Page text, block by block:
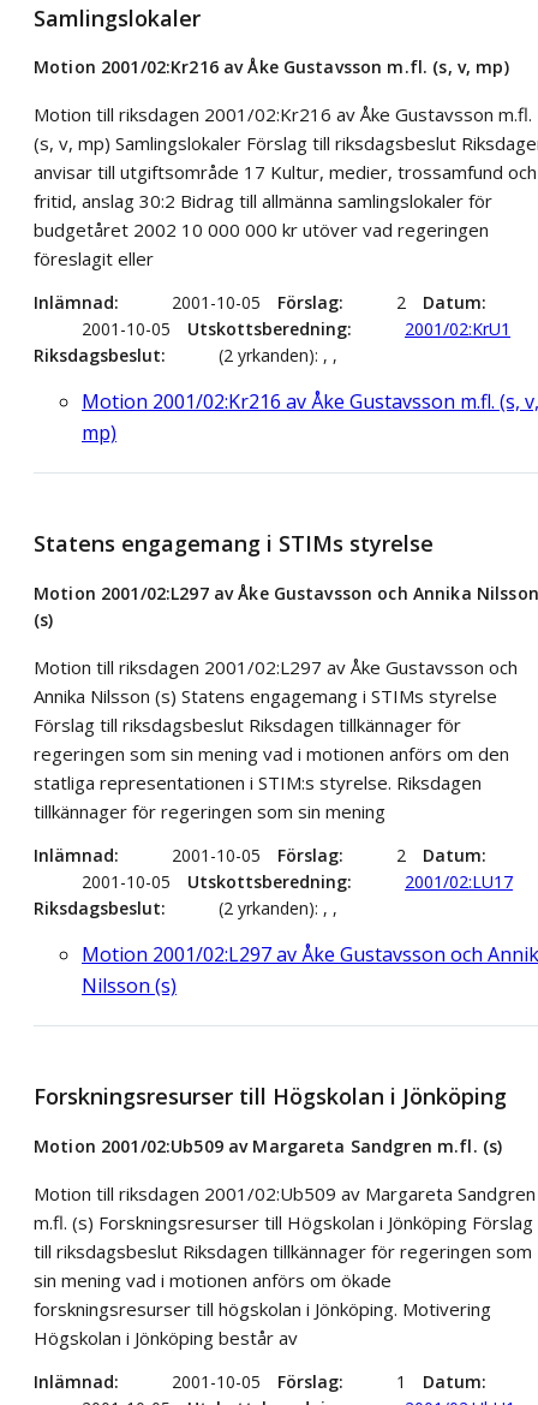
Samlingslokaler
Motion 2001/02:Kr216 av Åke Gustavsson m.fl. (s, v, mp)
Motion till riksdagen 2001/02:Kr216 av Åke Gustavsson m.fl.
(s, v, mp) Samlingslokaler Förslag till riksdagsbeslut
anvisar till utgiftsområde 17 Kultur, medier, trossamfund och
fritid, anslag 30:2 Bidrag till allmänna samlingslokaler för
budgetåret 2002 10 000 000 kr utöver vad regeringen
föreslagit eller
Inlämnad 2001-10-05 Förslag 2
Datum
2001-10-05
Utskottsberedning
2001/02:KrU1
Riksdagsbeslut
(2 yrkanden): , ,
Motion 2001/02:Kr216 av Åke Gustavsson m.fl. (s, v,
mp)
Statens engagemang i STIMs styrelse
Motion 2001/02:L297 av Åke Gustavsson och Annika Nilsson
(s)
Motion till riksdagen 2001/02:L297 av Åke Gustavsson och
Annika Nilsson (s) Statens engagemang i STIMs styrelse
Förslag till riksdagsbeslut Riksdagen tillkännager för
regeringen som sin mening vad i motionen anförs om den
statliga representationen i STIM:s styrelse. Riksdagen
tillkännager för regeringen som sin mening
Inlämnad 2001-10-05 Förslag 2
Datum
2001-10-05
Utskottsberedning
2001/02:LU17
Riksdagsbeslut
(2 yrkanden): , ,
Motion 2001/02:L297 av Åke Gustavsson och
Nilsson (s)
Forskningsresurser till Högskolan i Jönköping
Motion 2001/02:Ub509 av Margareta Sandgren m.fl. (s)
Motion till riksdagen 2001/02:Ub509 av Margareta Sandgren
m.fl. (s) Forskningsresurser till Högskolan i Jönköping Förslag
till riksdagsbeslut Riksdagen tillkännager för regeringen som
sin mening vad i motionen anförs om ökade
forskningsresurser till högskolan i Jönköping. Motivering
Högskolan i Jönköping består av
Inlämnad 2001-10-05 Förslag 1
Datum